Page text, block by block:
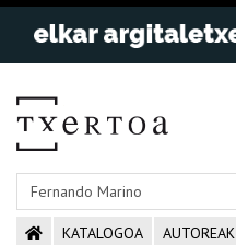
KATALOGOA AUTOREAK